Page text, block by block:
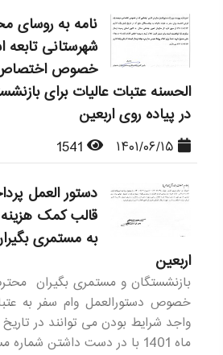
نامه به روسای
شهرستانی تابعه
خصوص اختصاص
الحسنه عتبات عالیات برای
در پیاده روی اربعین
دستور العمل
قالب کمک هزینه
به مستمری
اربعین
بازنشستگان و مستمری بگیران
خصوص دستورالعمل وام سفر به
ماه 1401 با در دست داشتن شماره مستمری و ...